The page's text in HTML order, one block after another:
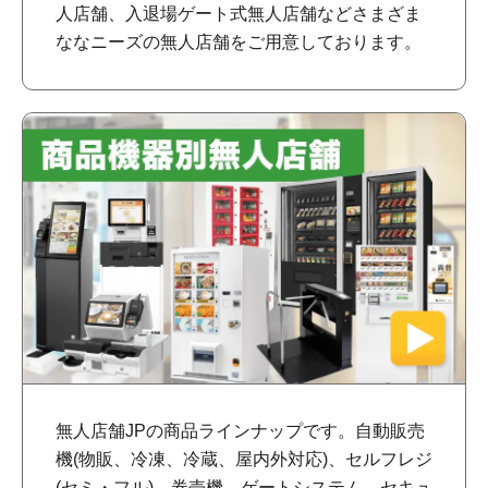
人店舗、入退場ゲート式無人店舗などさまざま
ななニーズの無人店舗をご用意しております。
無人店舗JPの商品ラインナップです。自動販売
機(物販、冷凍、冷蔵、屋内外対応)、セルフレジ